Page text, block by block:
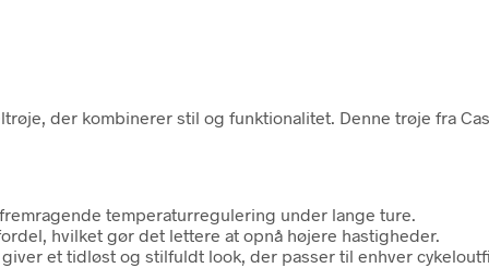
der kombinerer stil og funktionalitet. Denne trøje fra
temperaturregulering under lange ture.
hvilket gør det lettere at opnå højere hastigheder.
et tidløst og stilfuldt look, der passer til enhver